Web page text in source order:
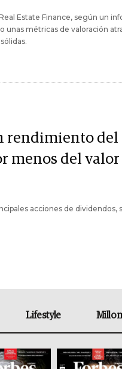
Estate Finance, según un
unas métricas de valoración
rendimiento del
menos del valor
acciones de dividendos,
Lifestyle